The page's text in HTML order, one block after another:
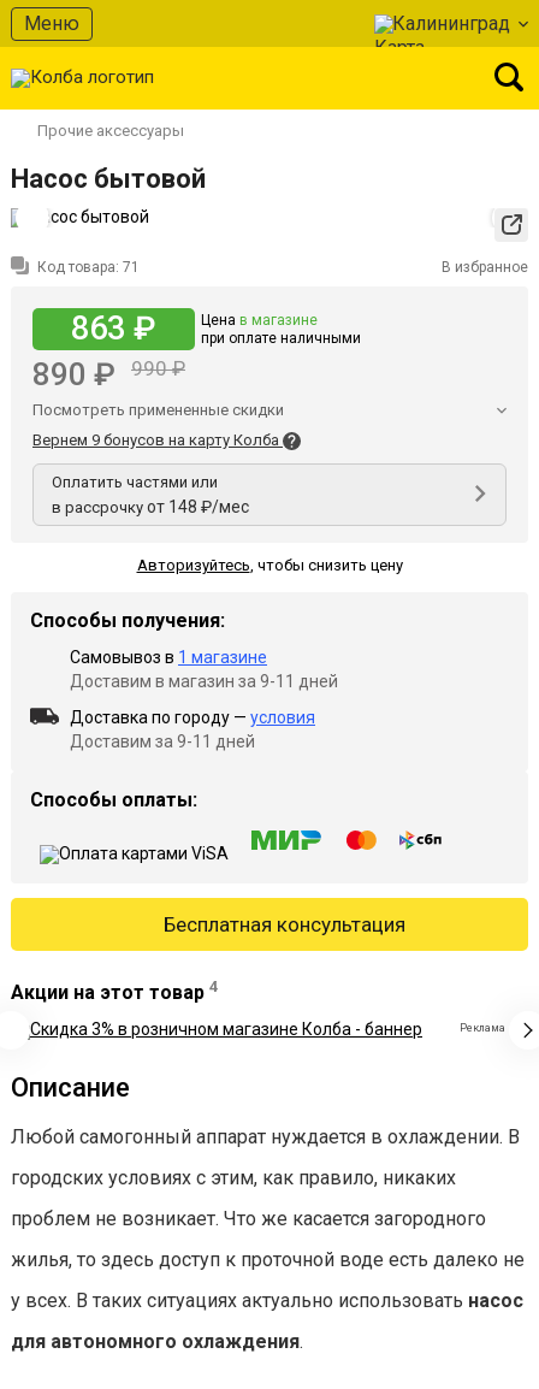
Меню Калининград
Прочие аксессуары
Насос бытовой
Код товара: 71 В избранное
863 ₽ Цена в магазине
при оплате наличными
890 ₽ 990 ₽
Посмотреть примененные скидки
Вернем 9 бонусов на карту Колба
Оплатить частями или
в рассрочку от 148 ₽/мес
Авторизуйтесь, чтобы снизить цену
Способы получения:
Самовывоз в 1 магазине
Доставим в магазин за 9-11 дней
Доставка по городу — условия
Доставим за 9-11 дней
Способы оплаты:
Бесплатная консультация
Акции на этот товар 4
Реклама
Описание
Любой самогонный аппарат нуждается в охлаждении. В
городских условиях с этим, как правило, никаких
проблем не возникает. Что же касается загородного
жилья, то здесь доступ к проточной воде есть далеко не
у всех. В таких ситуациях актуально использовать насос
для автономного охлаждения.